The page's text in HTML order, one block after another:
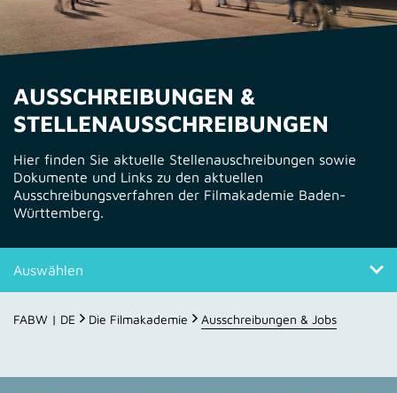
AUSSCHREIBUNGEN &
STELLENAUSSCHREIBUNGEN
Hier finden Sie aktuelle Stellenauschreibungen sowie
Dokumente und Links zu den aktuellen
Ausschreibungsverfahren der Filmakademie Baden-
Württemberg.
Auswählen
Stellenausschreibungen
FABW | DE Die Filmakademie Ausschreibungen & Jobs